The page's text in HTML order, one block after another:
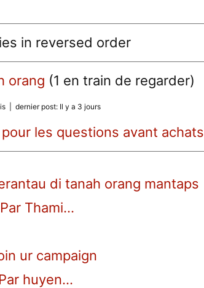
in reversed order
orang (1 en train de regarder)
| dernier post: Il y a 3 jours
pour les questions avant achats
di tanah orang mantaps
Par Thami...
ur campaign
Par huyen...